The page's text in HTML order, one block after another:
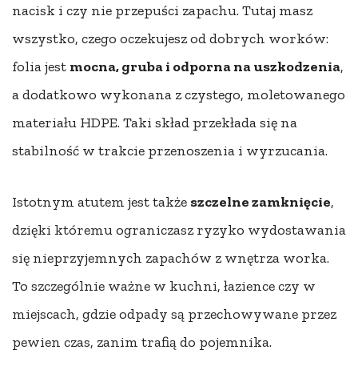
nacisk i czy nie przepuści zapachu. Tutaj masz
wszystko, czego oczekujesz od dobrych worków:
folia jest mocna, gruba i odporna na uszkodzenia,
a dodatkowo wykonana z czystego, moletowanego
materiału HDPE. Taki skład przekłada się na
stabilność w trakcie przenoszenia i wyrzucania.
Istotnym atutem jest także szczelne zamknięcie,
dzięki któremu ograniczasz ryzyko wydostawania
się nieprzyjemnych zapachów z wnętrza worka.
To szczególnie ważne w kuchni, łazience czy w
miejscach, gdzie odpady są przechowywane przez
pewien czas, zanim trafią do pojemnika.